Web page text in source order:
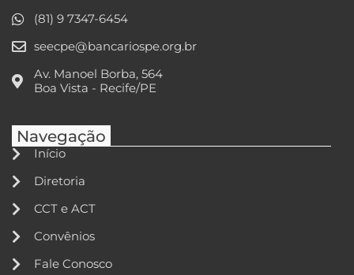
(81) 9 7347-6454
seecpe@bancariospe.org.br
Av. Manoel Borba, 564
Boa Vista - Recife/PE
Navegação
Início
Diretoria
CCT e ACT
Convênios
Fale Conosco